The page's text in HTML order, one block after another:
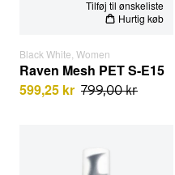
Tilføj til ønskeliste
Hurtig køb
Black White, Women
Raven Mesh PET S-E15
599,25 kr 799,00 kr
Carbon rengøringsskum